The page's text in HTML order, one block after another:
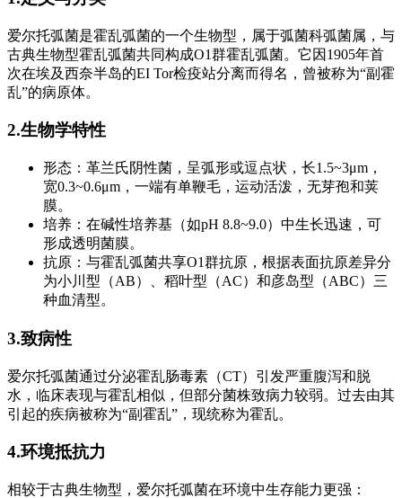
爱尔托弧菌是霍乱弧菌的一个生物型，属于弧菌科弧菌属，与
古典生物型霍乱弧菌共同构成O1群霍乱弧菌。它因1905年首
次在埃及西奈半岛的EI Tor检疫站分离而得名，曾被称为“副霍
乱”的病原体。
2.生物学特性
形态：革兰氏阴性菌，呈弧形或逗点状，长1.5~3μm，
宽0.3~0.6μm，一端有单鞭毛，运动活泼，无芽孢和荚
膜。
培养：在碱性培养基（如pH 8.8~9.0）中生长迅速，可
形成透明菌膜。
抗原：与霍乱弧菌共享O1群抗原，根据表面抗原差异分
为小川型（AB）、稻叶型（AC）和彦岛型（ABC）三
种血清型。
3.致病性
爱尔托弧菌通过分泌霍乱肠毒素（CT）引发严重腹泻和脱
水，临床表现与霍乱相似，但部分菌株致病力较弱。过去由其
引起的疾病被称为“副霍乱”，现统称为霍乱。
4.环境抵抗力
相较于古典生物型，爱尔托弧菌在环境中生存能力更强：